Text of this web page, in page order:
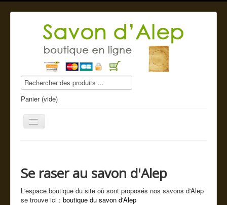
Panier (vide)
Savon d'Alep
Produits beauté
Se raser au savon d'Alep
L'espace boutique du site où sont proposés nos savons d'Alep
se trouve ici : boutique du savon d'Alep